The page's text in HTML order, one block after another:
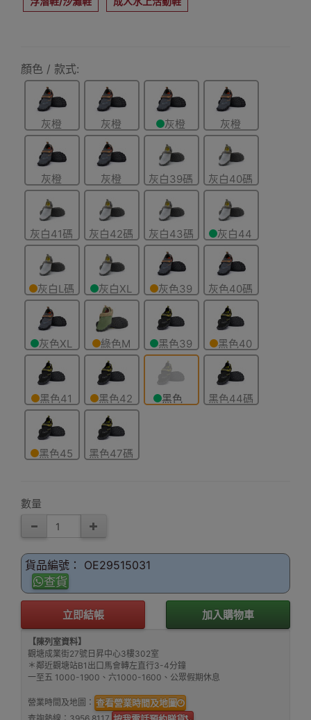
顏色 / 款式:
灰橙
色-41碼
灰橙
色-43碼
灰橙
色-44碼
灰橙
色-45碼
灰橙
色-46碼
灰橙
色-47碼
灰白39碼 灰白40碼
灰白41碼 灰白42碼 灰白43碼
灰白44
碼
灰白L碼
41-42
灰白XL
碼 43-44
灰色39
碼
灰色40碼
灰色XL
碼 43-44
綠色M
碼 39-40
黑色39
碼
黑色40
碼
黑色41
碼
黑色42
碼
黑色
黑色44碼
黑色45
黑色47碼
數量
貨品編號： OE29515031
查貨
立即結帳 加入購物車
【陳列室資料】
觀塘成業街27號日昇中心3樓302室
＊鄰近觀塘站B1出口馬會轉左直行3-4分鐘
一至五 1000-1900、六1000-1600、公眾假期休息
營業時間及地圖： 查看營業時間及地圖